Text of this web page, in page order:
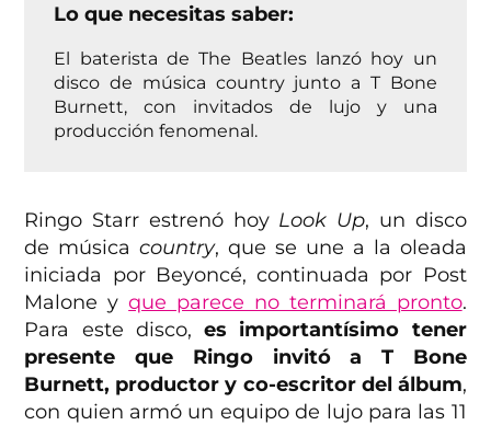
Lo que necesitas saber:
El baterista de The Beatles lanzó hoy un
disco de música country junto a T Bone
Burnett, con invitados de lujo y una
producción fenomenal.
Ringo Starr estrenó hoy Look Up, un disco
de músicacountry, que se une a la oleada
iniciada por Beyoncé, continuada por Post
Malone yque parece no terminará pronto.
Para este disco,es importantísimo tener
presente que Ringo invitó a T Bone
Burnett, productor y co-escritor del álbum,
con quien armó un equipo de lujo para las 11